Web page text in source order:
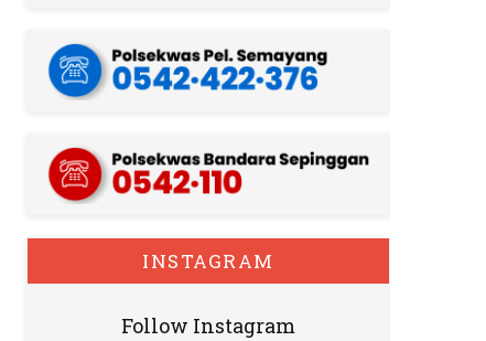
INSTAGRAM
Follow Instagram